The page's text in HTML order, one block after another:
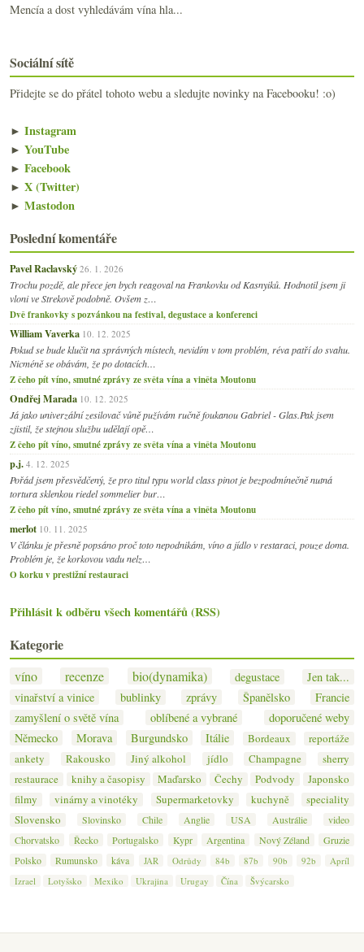
Mencía a dost vyhledávám vína hla...
Sociální sítě
Přidejte se do přátel tohoto webu a sledujte novinky na Facebooku! :o)
► Instagram
► YouTube
► Facebook
► X (Twitter)
► Mastodon
Poslední komentáře
Pavel Raclavský 26. 1. 2026
Trochu pozdě, ale přece jen bych reagoval na Frankovku od Kasnyiků. Hodnotil jsem ji
vloni ve Strekově podobně. Ovšem z…
Dvě frankovky s pozvánkou na festival, degustace a konferenci
William Vaverka 10. 12. 2025
Pokud se bude klučit na správných místech, nevidím v tom problém, réva patří do svahu.
Nicméně se obávám, že po dotacích…
Z čeho pít víno, smutné zprávy ze světa vína a viněta Moutonu
Ondřej Marada 10. 12. 2025
Já jako univerzální zesilovač vůně pužívám ručně foukanou Gabriel - Glas.Pak jsem
zjistil, že stejnou službu udělají opě…
Z čeho pít víno, smutné zprávy ze světa vína a viněta Moutonu
p.j. 4. 12. 2025
Pořád jsem přesvědčený, že pro titul typu world class pinot je bezpodmínečně nutná
tortura sklenkou riedel sommelier bur…
Z čeho pít víno, smutné zprávy ze světa vína a viněta Moutonu
merlot 10. 11. 2025
V článku je přesně popsáno proč toto nepodnikám, víno a jídlo v restaraci, pouze doma.
Problém je, že korkovou vadu nelz…
O korku v prestižní restauraci
Přihlásit k odběru všech komentářů (RSS)
Kategorie
víno recenze bio(dynamika) degustace
Jen tak...
vinařství a vinice
bublinky zprávy Španělsko
Francie
zamyšlení o světě vína
oblíbené a vybrané
doporučené weby
Německo
Morava Burgundsko Itálie Bordeaux
reportáže
ankety
Rakousko Jiný alkohol jídlo Champagne
sherry
restaurace
knihy a časopisy Maďarsko Čechy Podvody
Japonsko
filmy
vinárny a vinotéky Supermarketovky kuchyně
speciality
Slovensko
Slovinsko Chile Anglie USA Austrálie
video
Chorvatsko
Řecko Portugalsko Kypr Argentina Nový Zéland
Gruzie
Polsko
Rumunsko káva JAR Odrůdy 84b 87b 90b 92b
Apríl
Izrael
Lotyšsko Mexiko Ukrajina Urugay Čína Švýcarsko